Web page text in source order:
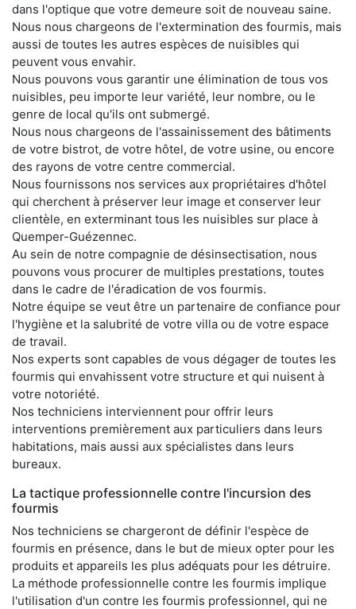
dans l'optique que votre demeure soit de nouveau saine.
Nous nous chargeons de l'extermination des fourmis, mais
aussi de toutes les autres espèces de nuisibles qui
peuvent vous envahir.
Nous pouvons vous garantir une élimination de tous vos
nuisibles, peu importe leur variété, leur nombre, ou le
genre de local qu'ils ont submergé.
Nous nous chargeons de l'assainissement des bâtiments
de votre bistrot, de votre hôtel, de votre usine, ou encore
des rayons de votre centre commercial.
Nous fournissons nos services aux propriétaires d'hôtel
qui cherchent à préserver leur image et conserver leur
clientèle, en exterminant tous les nuisibles sur place à
Quemper-Guézennec.
Au sein de notre compagnie de désinsectisation, nous
pouvons vous procurer de multiples prestations, toutes
dans le cadre de l'éradication de vos fourmis.
Notre équipe se veut être un partenaire de confiance pour
l'hygiène et la salubrité de votre villa ou de votre espace
de travail.
Nos experts sont capables de vous dégager de toutes les
fourmis qui envahissent votre structure et qui nuisent à
votre notoriété.
Nos techniciens interviennent pour offrir leurs
interventions premièrement aux particuliers dans leurs
habitations, mais aussi aux spécialistes dans leurs
bureaux.
La tactique professionnelle contre l'incursion des
fourmis
Nos techniciens se chargeront de définir l'espèce de
fourmis en présence, dans le but de mieux opter pour les
produits et appareils les plus adéquats pour les détruire.
La méthode professionnelle contre les fourmis implique
l'utilisation d'un contre les fourmis professionnel, qui ne